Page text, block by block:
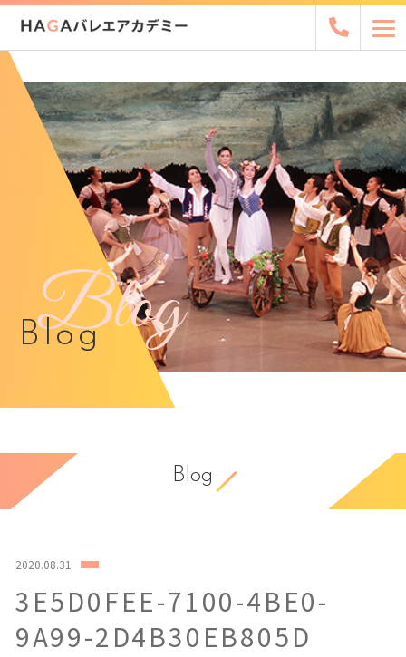
Blog
Blog
Blog
2020.08.31
3E5D0FEE-7100-4BE0-
9A99-2D4B30EB805D